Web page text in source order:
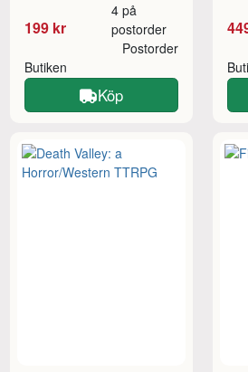
199 kr
4 på
postorder
Butiken
Postorder
Köp